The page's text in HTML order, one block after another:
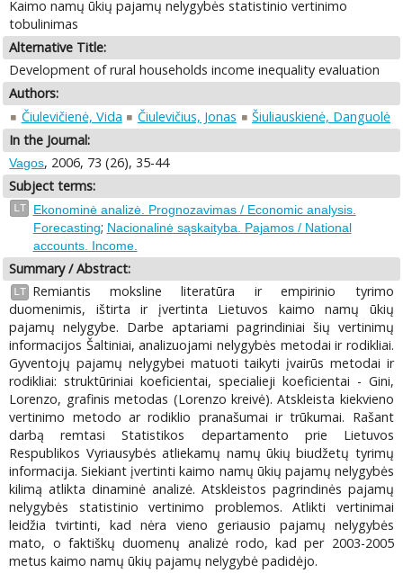
Kaimo namų ūkių pajamų nelygybės statistinio vertinimo
tobulinimas
Alternative Title:
Development of rural households income inequality evaluation
Authors:
Čiulevičienė, Vida
Čiulevičius, Jonas
Šiuliauskienė, Danguolė
In the Journal:
Vagos, 2006, 73 (26), 35-44
Subject terms:
LT
Ekonominė analizė. Prognozavimas / Economic analysis.
Forecasting; Nacionalinė sąskaityba. Pajamos / National
accounts. Income.
Summary / Abstract:
LT
Remiantis moksline literatūra ir empirinio tyrimo
duomenimis, ištirta ir įvertinta Lietuvos kaimo namų ūkių
pajamų nelygybe. Darbe aptariami pagrindiniai šių vertinimų
informacijos Šaltiniai, analizuojami nelygybės metodai ir rodikliai.
Gyventojų pajamų nelygybei matuoti taikyti įvairūs metodai ir
rodikliai: struktūriniai koeficientai, specialieji koeficientai - Gini,
Lorenzo, grafinis metodas (Lorenzo kreivė). Atskleista kiekvieno
vertinimo metodo ar rodiklio pranašumai ir trūkumai. Rašant
darbą remtasi Statistikos departamento prie Lietuvos
Respublikos Vyriausybės atliekamų namų ūkių biudžetų tyrimų
informacija. Siekiant įvertinti kaimo namų ūkių pajamų nelygybės
kilimą atlikta dinaminė analizė. Atskleistos pagrindinės pajamų
nelygybės statistinio vertinimo problemos. Atlikti vertinimai
leidžia tvirtinti, kad nėra vieno geriausio pajamų nelygybės
mato, o faktiškų duomenų analizė rodo, kad per 2003-2005
metus kaimo namų ūkių pajamų nelygybė padidėjo.